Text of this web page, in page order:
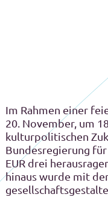
Im Rahmen einer
20. November, um
kulturpolitischen
Bundesregierung
EUR drei
hinaus wurde mit